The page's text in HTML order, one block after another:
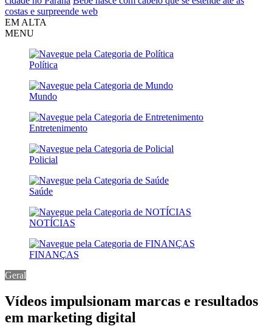
costas e surpreende web
EM ALTA
MENU
Política
Mundo
Entretenimento
Policial
Saúde
NOTÍCIAS
FINANÇAS
Geral
Vídeos impulsionam marcas e resultados
em marketing digital